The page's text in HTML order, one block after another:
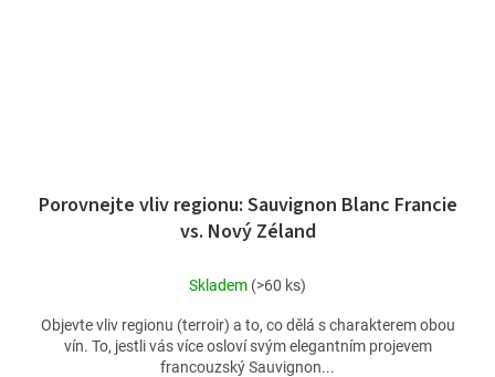
Porovnejte vliv regionu: Sauvignon Blanc Francie
vs. Nový Zéland
Skladem (>60 ks)
Objevte vliv regionu (terroir) a to, co dělá s charakterem obou
vín. To, jestli vás více osloví svým elegantním projevem
francouzský Sauvignon...